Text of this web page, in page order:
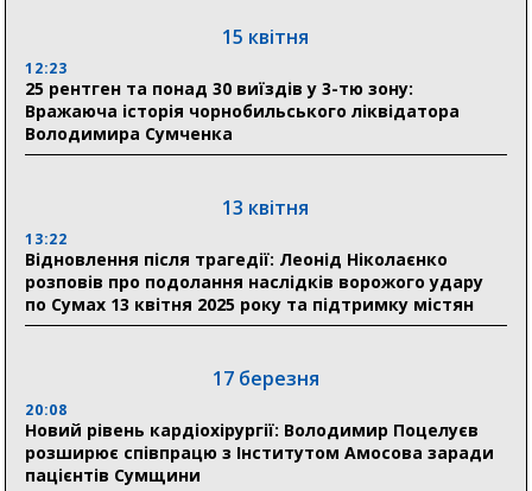
Пенсійному фонді Сумщини пояснили, що робити
людям
30 липня
19:38
Сумська клінічна лікарня Святого Пантелеймона
Олексій Романько долучився до обговорення Плану
стійкості Сумщини з Прем’єр-міністром
15 квітня
12:23
25 рентген та понад 30 виїздів у 3-тю зону:
Вражаюча історія чорнобильського ліквідатора
Володимира Сумченка
13 квітня
13:22
Відновлення після трагедії: Леонід Ніколаєнко
розповів про подолання наслідків ворожого удару
по Сумах 13 квітня 2025 року та підтримку містян
17 березня
20:08
Новий рівень кардіохірургії: Володимир Поцелуєв
розширює співпрацю з Інститутом Амосова заради
пацієнтів Сумщини